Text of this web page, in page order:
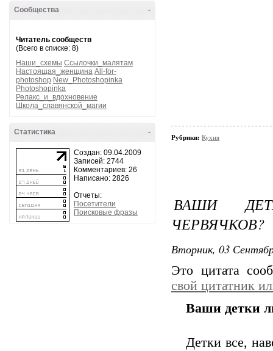
-
Сообщества
Читатель сообществ
(Всего в списке: 8)
Наши_схемы Ссылочки_малятам
Настоящая_женщина All-for-
photoshop New_Photoshopinka
Photoshopinka
Релакс_и_вдохновение
Школа_славянской_магии
-
Статистика
Создан: 09.04.2009
Записей: 2744
Комментариев: 26
Написано: 2826
Отчеты:
Посетители
Поисковые фразы
Рубрики: Кухня
ВАШИ
ЧЕРВЯЧКОВ?
Вторник, 03
Это цитата
свой цитатник
Ваши детки
Детки все,